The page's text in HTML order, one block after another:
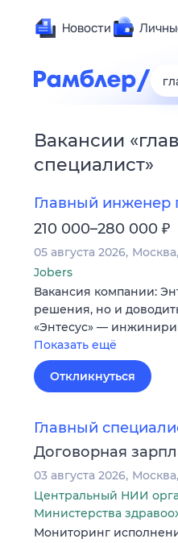
Новости
Вакансии «
специалист»
Главный инженер
210 000–280 000 ₽
05 августа 2026 Москва
Jobers
Вакансия компании:
решения, но и
«Энтесус» —
Показать ещё
Откликнуться
Главный
Договорная
03 августа 2026 Москва
Центральный НИИ
Министерства
Мониторинг